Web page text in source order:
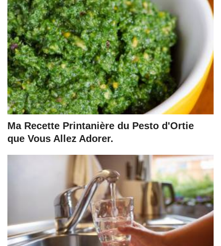
Ma Recette Printanière du Pesto d'Ortie
que Vous Allez Adorer.